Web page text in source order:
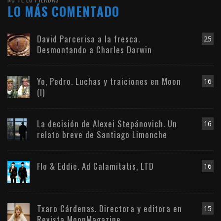
LO MÁS COMENTADO
25
David Parcerisa a la fresca.
Desmontando a Charles Darwin
16
Yo, Pedro. Luchas y traiciones en Moon
(I)
16
La decisión de Alexei Stepánovich. Un
relato breve de Santiago Limonche
16
Flo & Eddie. Ad Calamitatis, LTD
15
Txaro Cárdenas. Directora y editora en